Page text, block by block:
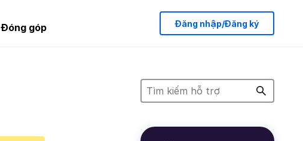
Đóng góp Đăng nhập/Đăng ký